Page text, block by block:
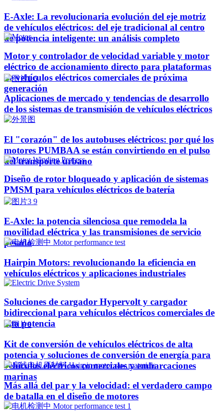
E-Axle: La revolucionaria evolución del eje motriz
de vehículos eléctricos: del eje tradicional al centro
de potencia inteligente: un análisis completo
Motor y controlador de velocidad variable y motor
eléctrico de accionamiento directo para plataformas
de vehículos eléctricos comerciales de próxima
generación
Aplicaciones de mercado y tendencias de desarrollo
de los sistemas de transmisión de vehículos eléctricos
El "corazón" de los autobuses eléctricos: por qué los
motores PUMBAA se están convirtiendo en el pulso
del transporte urbano
Diseño de rotor bloqueado y aplicación de sistemas
PMSM para vehículos eléctricos de batería
E-Axle: la potencia silenciosa que remodela la
movilidad eléctrica y las transmisiones de servicio
pesado
Hairpin Motors: revolucionando la eficiencia en
vehículos eléctricos y aplicaciones industriales
Soluciones de cargador Hypervolt y cargador
bidireccional para vehículos eléctricos comerciales de
alta potencia
Kit de conversión de vehículos eléctricos de alta
potencia y soluciones de conversión de energía para
vehículos eléctricos comerciales y embarcaciones
marinas
Más allá del par y la velocidad: el verdadero campo
de batalla en el diseño de motores